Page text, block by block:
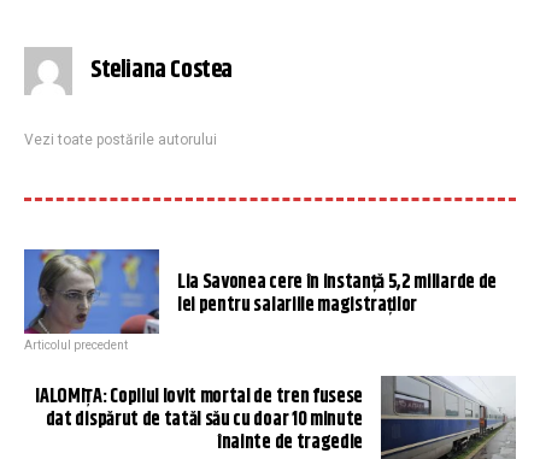
Steliana Costea
Vezi toate postările autorului
Lia Savonea cere în instanță 5,2 miliarde de
lei pentru salariile magistraților
Articolul precedent
IALOMIŢA: Copilul lovit mortal de tren fusese
dat dispărut de tatăl său cu doar 10 minute
înainte de tragedie